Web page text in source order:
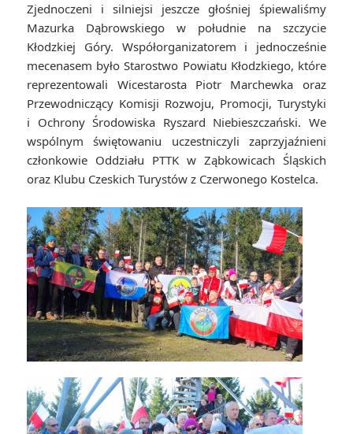
Zjednoczeni i silniejsi jeszcze głośniej śpiewaliśmy
Mazurka Dąbrowskiego w południe na szczycie
Kłodzkiej Góry. Współorganizatorem i jednocześnie
mecenasem było Starostwo Powiatu Kłodzkiego, które
reprezentowali Wicestarosta Piotr Marchewka oraz
Przewodniczący Komisji Rozwoju, Promocji, Turystyki
i Ochrony Środowiska Ryszard Niebieszczański. We
wspólnym świętowaniu uczestniczyli zaprzyjaźnieni
członkowie Oddziału PTTK w Ząbkowicach Śląskich
oraz Klubu Czeskich Turystów z Czerwonego Kostelca.